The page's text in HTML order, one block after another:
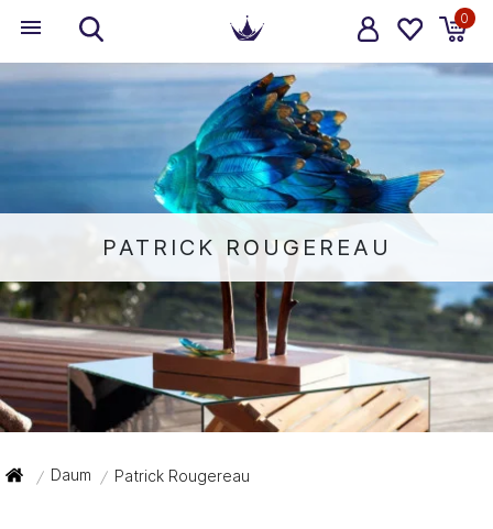
0
PATRICK ROUGEREAU
/ Daum / Patrick Rougereau